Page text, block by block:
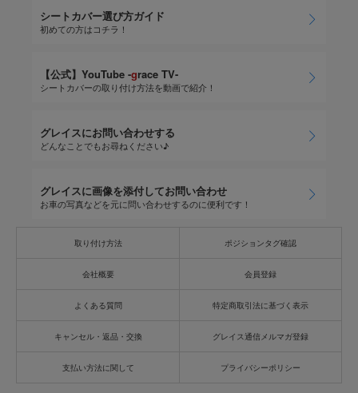
シートカバー選び方ガイド
初めての方はコチラ！
【公式】YouTube -grace TV-
シートカバーの取り付け方法を動画で紹介！
グレイスにお問い合わせする
どんなことでもお尋ねください♪
グレイスに画像を添付してお問い合わせ
お車の写真などを元に問い合わせするのに便利です！
取り付け方法 ポジションタグ確認
会社概要 会員登録
よくある質問 特定商取引法に基づく表示
キャンセル・返品・交換 グレイス通信メルマガ登録
支払い方法に関して プライバシーポリシー